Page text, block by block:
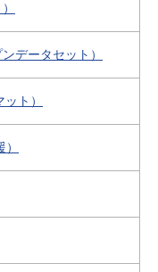
データセット）
ト）